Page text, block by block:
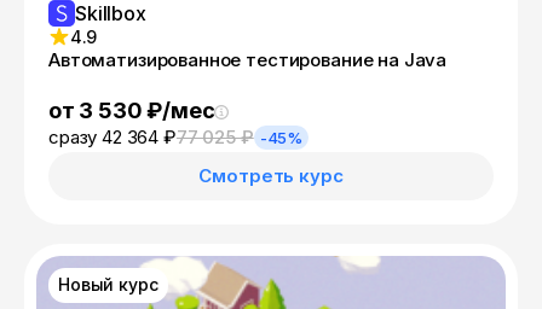
Skillbox
4.9
Автоматизированное тестирование на Java
от 3 530 ₽/мес
сразу 42 364 ₽77 025 ₽ -45%
Смотреть курс
Новый курс